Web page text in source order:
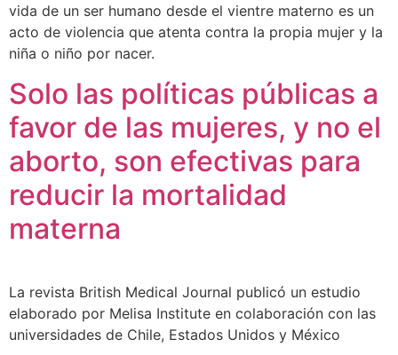
vida de un ser humano desde el vientre materno es un
acto de violencia que atenta contra la propia mujer y la
niña o niño por nacer.
Solo las políticas públicas a
favor de las mujeres, y no el
aborto, son efectivas para
reducir la mortalidad
materna
La revista British Medical Journal publicó un estudio
elaborado por Melisa Institute en colaboración con las
universidades de Chile, Estados Unidos y México